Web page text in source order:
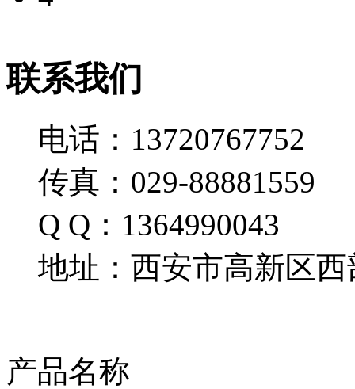
联系我们
电话：13720767752
传真：029-88881559
Q Q：1364990043
地址：西安市高新区西
产品名称